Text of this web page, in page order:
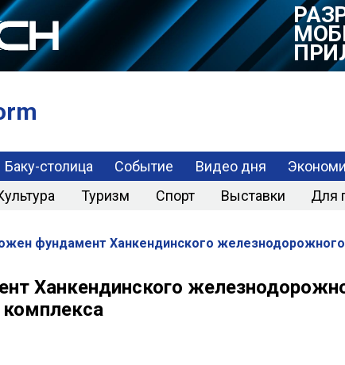
Баку-столица Событие Видео дня
Туризм Спорт Выставки Для
фундамент Ханкендинского
Ханкендинского
комплекса